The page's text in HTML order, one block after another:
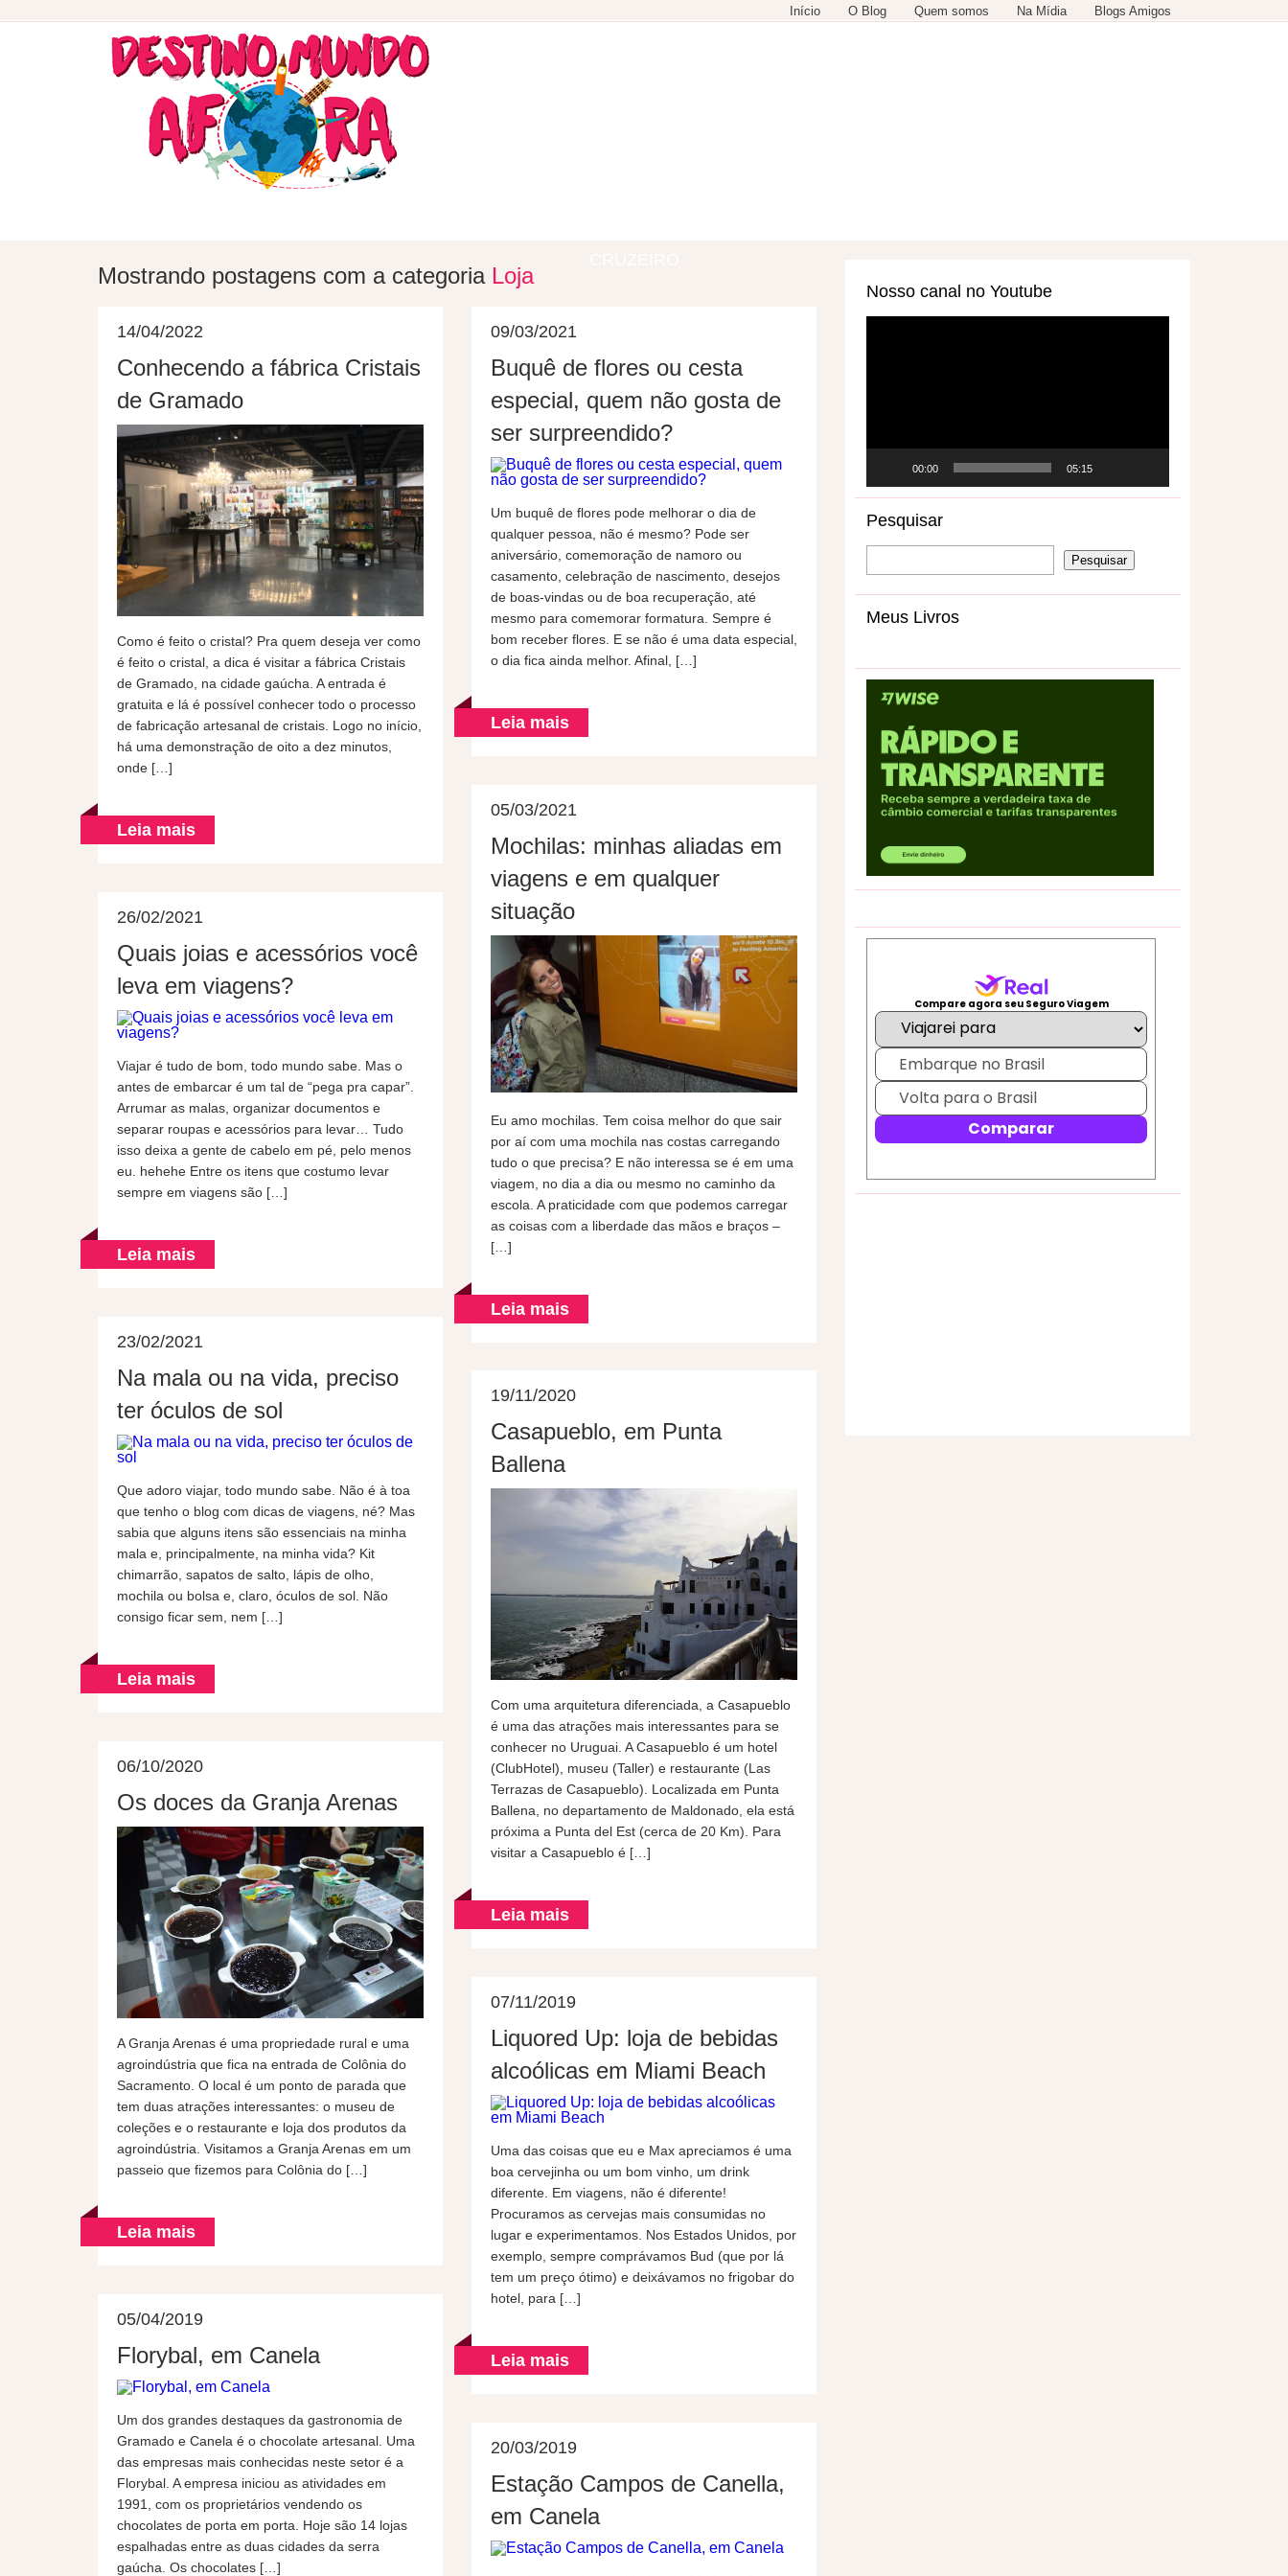
Início O Blog Quem somos Na Mídia Blogs Amigos
Mostrando postagens com a categoria Loja
14/04/2022
Conhecendo a fábrica Cristais
de Gramado
Como é feito o cristal? Pra quem deseja ver como
é feito o cristal, a dica é visitar a fábrica Cristais
de Gramado, na cidade gaúcha. A entrada é
gratuita e lá é possível conhecer todo o processo
de fabricação artesanal de cristais. Logo no início,
há uma demonstração de oito a dez minutos,
onde […]
Leia mais
09/03/2021
Buquê de flores ou cesta
especial, quem não gosta de
ser surpreendido?
Um buquê de flores pode melhorar o dia de
qualquer pessoa, não é mesmo? Pode ser
aniversário, comemoração de namoro ou
casamento, celebração de nascimento, desejos
de boas-vindas ou de boa recuperação, até
mesmo para comemorar formatura. Sempre é
bom receber flores. E se não é uma data especial,
o dia fica ainda melhor. Afinal, […]
Leia mais
05/03/2021
Mochilas: minhas aliadas em
viagens e em qualquer
situação
Eu amo mochilas. Tem coisa melhor do que sair
por aí com uma mochila nas costas carregando
tudo o que precisa? E não interessa se é em uma
viagem, no dia a dia ou mesmo no caminho da
escola. A praticidade com que podemos carregar
as coisas com a liberdade das mãos e braços –
[…]
Leia mais
26/02/2021
Quais joias e acessórios você
leva em viagens?
Viajar é tudo de bom, todo mundo sabe. Mas o
antes de embarcar é um tal de “pega pra capar”.
Arrumar as malas, organizar documentos e
separar roupas e acessórios para levar… Tudo
isso deixa a gente de cabelo em pé, pelo menos
eu. hehehe Entre os itens que costumo levar
sempre em viagens são […]
Leia mais
23/02/2021
Na mala ou na vida, preciso
ter óculos de sol
Que adoro viajar, todo mundo sabe. Não é à toa
que tenho o blog com dicas de viagens, né? Mas
sabia que alguns itens são essenciais na minha
mala e, principalmente, na minha vida? Kit
chimarrão, sapatos de salto, lápis de olho,
mochila ou bolsa e, claro, óculos de sol. Não
consigo ficar sem, nem […]
Leia mais
19/11/2020
Casapueblo, em Punta
Ballena
Com uma arquitetura diferenciada, a Casapueblo
é uma das atrações mais interessantes para se
conhecer no Uruguai. A Casapueblo é um hotel
(ClubHotel), museu (Taller) e restaurante (Las
Terrazas de Casapueblo). Localizada em Punta
Ballena, no departamento de Maldonado, ela está
próxima a Punta del Est (cerca de 20 Km). Para
visitar a Casapueblo é […]
Leia mais
06/10/2020
Os doces da Granja Arenas
A Granja Arenas é uma propriedade rural e uma
agroindústria que fica na entrada de Colônia do
Sacramento. O local é um ponto de parada que
tem duas atrações interessantes: o museu de
coleções e o restaurante e loja dos produtos da
agroindústria. Visitamos a Granja Arenas em um
passeio que fizemos para Colônia do […]
Leia mais
07/11/2019
Liquored Up: loja de bebidas
alcoólicas em Miami Beach
Uma das coisas que eu e Max apreciamos é uma
boa cervejinha ou um bom vinho, um drink
diferente. Em viagens, não é diferente!
Procuramos as cervejas mais consumidas no
lugar e experimentamos. Nos Estados Unidos, por
exemplo, sempre comprávamos Bud (que por lá
tem um preço ótimo) e deixávamos no frigobar do
hotel, para […]
Leia mais
05/04/2019
Florybal, em Canela
Um dos grandes destaques da gastronomia de
Gramado e Canela é o chocolate artesanal. Uma
das empresas mais conhecidas neste setor é a
Florybal. A empresa iniciou as atividades em
1991, com os proprietários vendendo os
chocolates de porta em porta. Hoje são 14 lojas
espalhadas entre as duas cidades da serra
gaúcha. Os chocolates […]
20/03/2019
Estação Campos de Canella,
em Canela
Nosso canal no Youtube
00:00 05:15
Pesquisar
Meus Livros